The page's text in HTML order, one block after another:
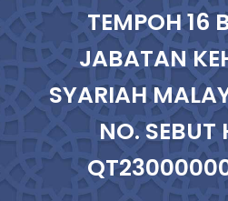
TEMPOH 16
JABATAN
SYARIAH
NO. SEBUT